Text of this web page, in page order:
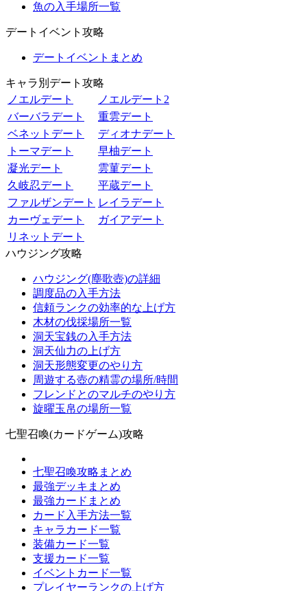
魚の入手場所一覧
デートイベント攻略
デートイベントまとめ
キャラ別デート攻略
ノエルデート
ノエルデート2
バーバラデート
重雲デート
ベネットデート
ディオナデート
トーマデート
早柚デート
凝光デート
雲菫デート
久岐忍デート
平蔵デート
ファルザンデート レイラデート
カーヴェデート
ガイアデート
リネットデート
ハウジング攻略
ハウジング(塵歌壺)の詳細
調度品の入手方法
信頼ランクの効率的な上げ方
木材の伐採場所一覧
洞天宝銭の入手方法
洞天仙力の上げ方
洞天形態変更のやり方
周遊する壺の精霊の場所/時間
フレンドとのマルチのやり方
旋曜玉帛の場所一覧
七聖召喚(カードゲーム)攻略
七聖召喚攻略まとめ
最強デッキまとめ
最強カードまとめ
カード入手方法一覧
キャラカード一覧
装備カード一覧
支援カード一覧
イベントカード一覧
プレイヤーランクの上げ方